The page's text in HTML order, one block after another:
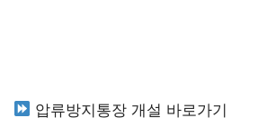
압류방지통장 개설 바로가기